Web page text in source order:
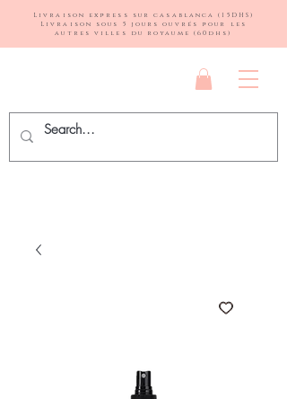
Livraison express sur casablanca (15DHS)
Livraison sous 5 jours ouvrés pour les
autres villes du royaume (60dhs)